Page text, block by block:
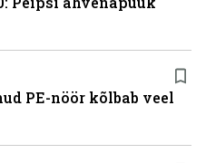
PE-nöör kõlbab veel